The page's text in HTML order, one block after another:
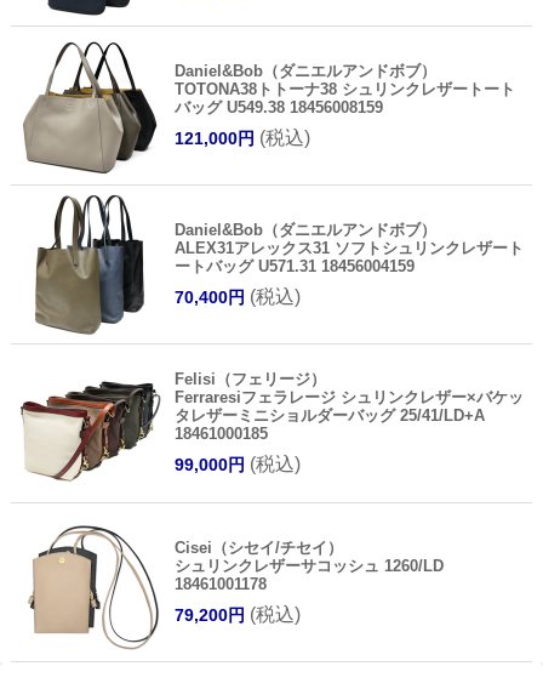
Daniel&Bob（ダニエルアンドボブ）
TOTONA38トトーナ38 シュリンクレザートート
バッグ U549.38 18456008159
121,000円 (税込)
Daniel&Bob（ダニエルアンドボブ）
ALEX31アレックス31 ソフトシュリンクレザート
ートバッグ U571.31 18456004159
70,400円 (税込)
Felisi（フェリージ）
Ferraresiフェラレージ シュリンクレザー×バケッ
タレザーミニショルダーバッグ 25/41/LD+A
18461000185
99,000円 (税込)
Cisei（シセイ/チセイ）
シュリンクレザーサコッシュ 1260/LD
18461001178
79,200円 (税込)